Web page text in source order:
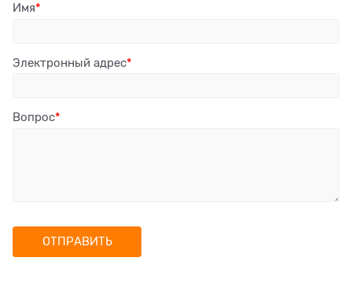
Имя
Электронный адрес
Вопрос